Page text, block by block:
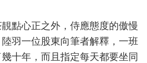
點心正之外，侍應態度的傲慢
羽一位股東向筆者解釋，一班
十年，而且指定每天都要坐同